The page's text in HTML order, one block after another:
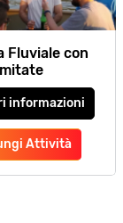
Fluviale con
informazioni
Attività